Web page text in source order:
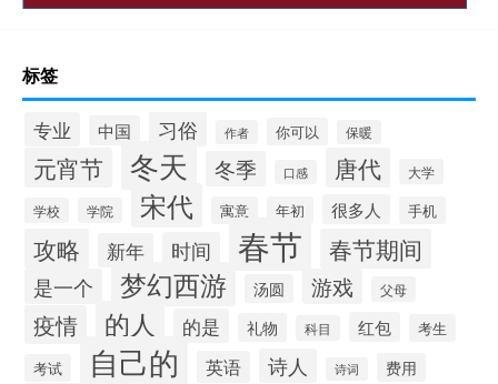
标签
专业 中国 习俗 作者 你可以 保暖
元宵节 冬天 冬季 口感 唐代 大学
学校 学院 宋代 寓意 年初 很多人 手机
攻略 新年 时间 春节 春节期间
是一个 梦幻西游 汤圆 游戏 父母
疫情 的人 的是 礼物 科目 红包
考生
考试
自己的 英语 诗人 诗词 费用